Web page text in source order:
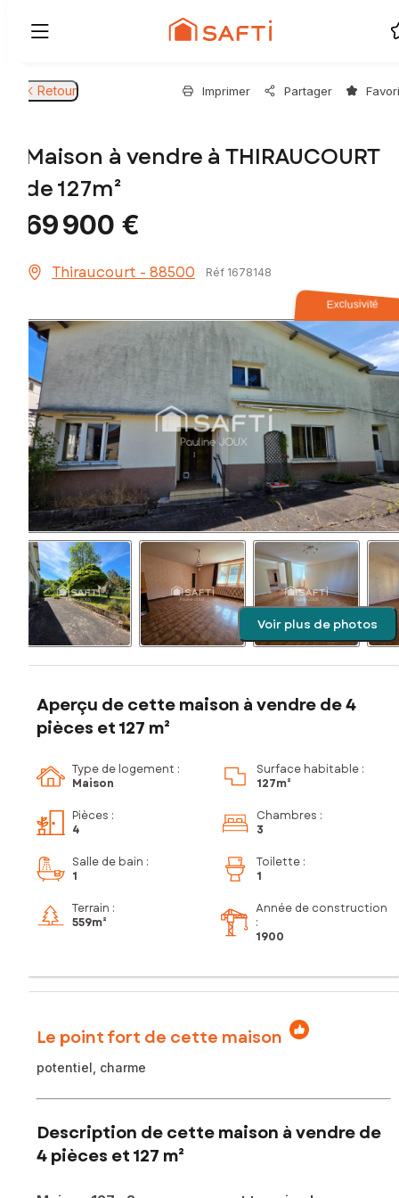
Retour Imprimer Partager
Maison à vendre à THIRAUCOURT
de 127m²
69 900 €
Thiraucourt - 88500 Réf 1678148
Exclusivité
Voir plus de photos
Aperçu de cette maison à vendre de 4
pièces et 127 m²
Type de logement :
Maison
Surface habitable :
127m²
Pièces :
4
Chambres :
3
Salle de bain :
1
Toilette :
1
Terrain :
559m²
Année de construction
:
1900
Le point fort de cette maison
potentiel, charme
Description de cette maison à vendre de
4 pièces et 127 m²